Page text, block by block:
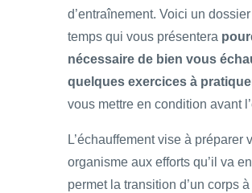
d’entraînement. Voici un
temps qui vous présentera
nécessaire de bien vous
quelques exercices à
vous mettre en condition avant
L’échauffement vise à préparer
organisme aux efforts qu’il va
permet la transition d’un corps à